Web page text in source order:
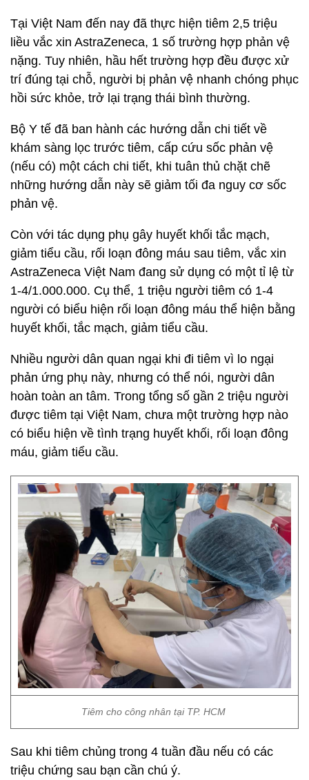
Tại Việt Nam đến nay đã thực hiện tiêm 2,5 triệu
liều vắc xin AstraZeneca, 1 số trường hợp phản vệ
nặng. Tuy nhiên, hầu hết trường hợp đều được xử
trí đúng tại chỗ, người bị phản vệ nhanh chóng phục
hồi sức khỏe, trở lại trạng thái bình thường.
Bộ Y tế đã ban hành các hướng dẫn chi tiết về
khám sàng lọc trước tiêm, cấp cứu sốc phản vệ
(nếu có) một cách chi tiết, khi tuân thủ chặt chẽ
những hướng dẫn này sẽ giảm tối đa nguy cơ sốc
phản vệ.
Còn với tác dụng phụ gây huyết khối tắc mạch,
giảm tiểu cầu, rối loạn đông máu sau tiêm, vắc xin
AstraZeneca Việt Nam đang sử dụng có một tỉ lệ từ
1-4/1.000.000. Cụ thể, 1 triệu người tiêm có 1-4
người có biểu hiện rối loạn đông máu thể hiện bằng
huyết khối, tắc mạch, giảm tiểu cầu.
Nhiều người dân quan ngại khi đi tiêm vì lo ngại
phản ứng phụ này, nhưng có thể nói, người dân
hoàn toàn an tâm. Trong tổng số gần 2 triệu người
được tiêm tại Việt Nam, chưa một trường hợp nào
có biểu hiện về tình trạng huyết khối, rối loạn đông
máu, giảm tiểu cầu.
Tiêm cho công nhân tại TP. HCM
Sau khi tiêm chủng trong 4 tuần đầu nếu có các
triệu chứng sau bạn cần chú ý.